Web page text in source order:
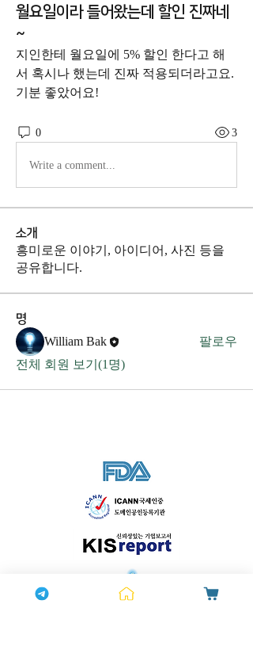
월요일이라 들어왔는데 할인 진짜네
~
지인한테 월요일에 5% 할인 한다고 해
서 혹시나 했는데 진짜 적용되더라고요.
기분 좋았어요!
0 3
Write a comment...
소개
흥미로운 이야기, 아이디어, 사진 등을
공유합니다.
명
William Bak
팔로우
전체 회원 보기(1명)